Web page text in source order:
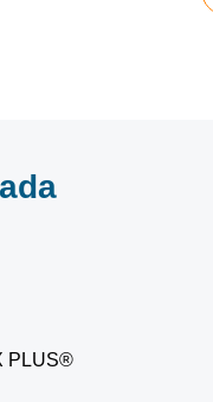
PLUS®